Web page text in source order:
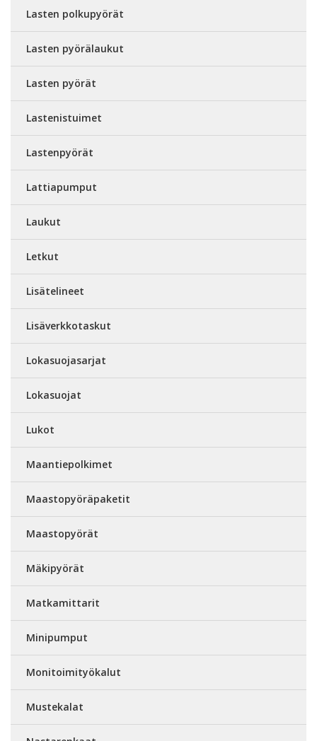
Lasten polkupyörät
Lasten pyörälaukut
Lasten pyörät
Lastenistuimet
Lastenpyörät
Lattiapumput
Laukut
Letkut
Lisätelineet
Lisäverkkotaskut
Lokasuojasarjat
Lokasuojat
Lukot
Maantiepolkimet
Maastopyöräpaketit
Maastopyörät
Mäkipyörät
Matkamittarit
Minipumput
Monitoimityökalut
Mustekalat